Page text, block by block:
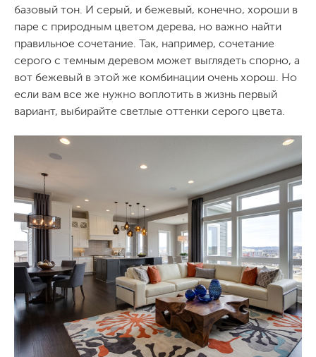
базовый тон. И серый, и бежевый, конечно, хороши в
паре с природным цветом дерева, но важно найти
правильное сочетание. Так, например, сочетание
серого с темным деревом может выглядеть спорно, а
вот бежевый в этой же комбинации очень хорош. Но
если вам все же нужно воплотить в жизнь первый
вариант, выбирайте светлые оттенки серого цвета.